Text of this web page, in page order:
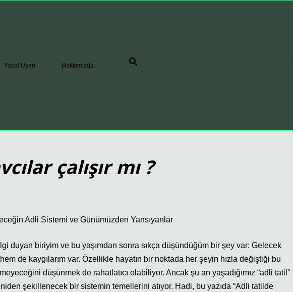
Yasal Uyarı Hakkımızda
çalışır mı ?
Adli Sistemi ve Günümüzden Yansıyanlar
duyan biriyim ve bu yaşımdan sonra sıkça düşündüğüm bir şey var: Gelecek
de kaygılarım var. Özellikle hayatın bir noktada her şeyin hızla değiştiği bu
düşünmek de rahatlatıcı olabiliyor. Ancak şu an yaşadığımız “adli tatil”
şekillenecek bir sistemin temellerini atıyor. Hadi, bu yazıda “Adli tatilde